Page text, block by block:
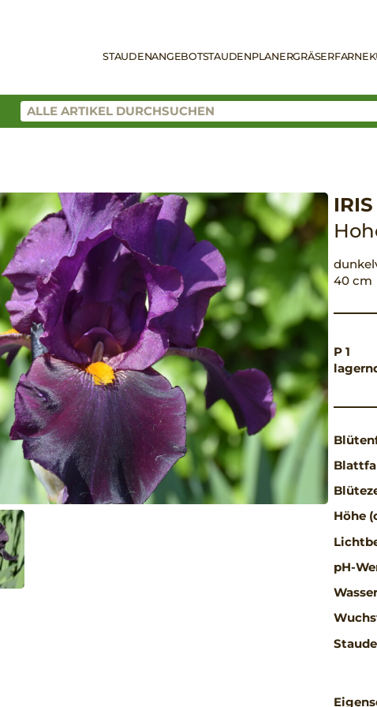
STAUDENANGEBOTSTAUDENPLANERGRÄSERFARNE
40 cm
P 1
Höhe
pH-